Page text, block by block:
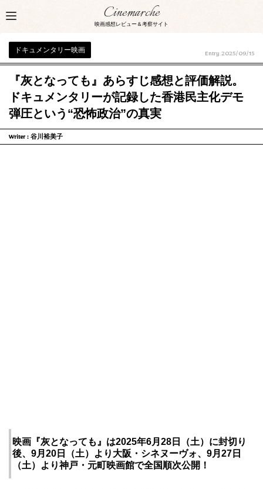
Cinemarche
映画感想レビュー＆考察サイト
ドキュメンタリー映画
Entry 2025/09/15
『灰となっても』あらすじ感想と評価解説。
ドキュメンタリーが記録した香港民主化デモ
弾圧という“恐怖政治”の真実
Writer : 谷川裕美子
映画『灰となっても』は2025年6月28日（土）に封切り
後、9月20日（土）より大阪・シネヌーヴォ、9月27日
（土）より神戸・元町映画館で全国順次公開！